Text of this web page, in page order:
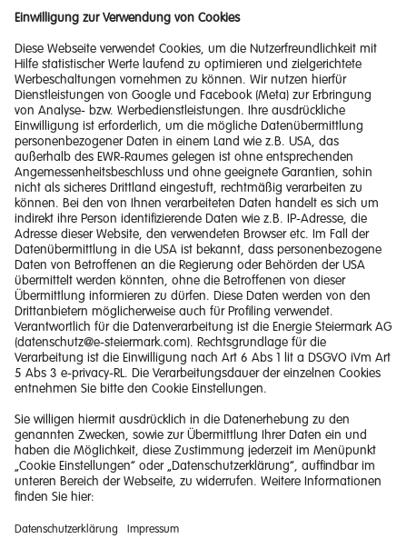
Impressum
Barrierefreiheitserklärung